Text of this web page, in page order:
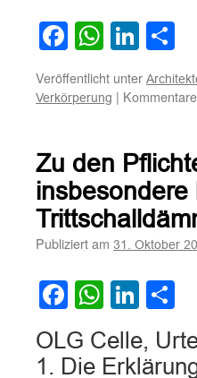
Facebook
Veröffentlicht unter
Verkörperung |
Zu den
insbesondere
Publiziert am 31. Oktober
Facebook
OLG Celle,
1. Die